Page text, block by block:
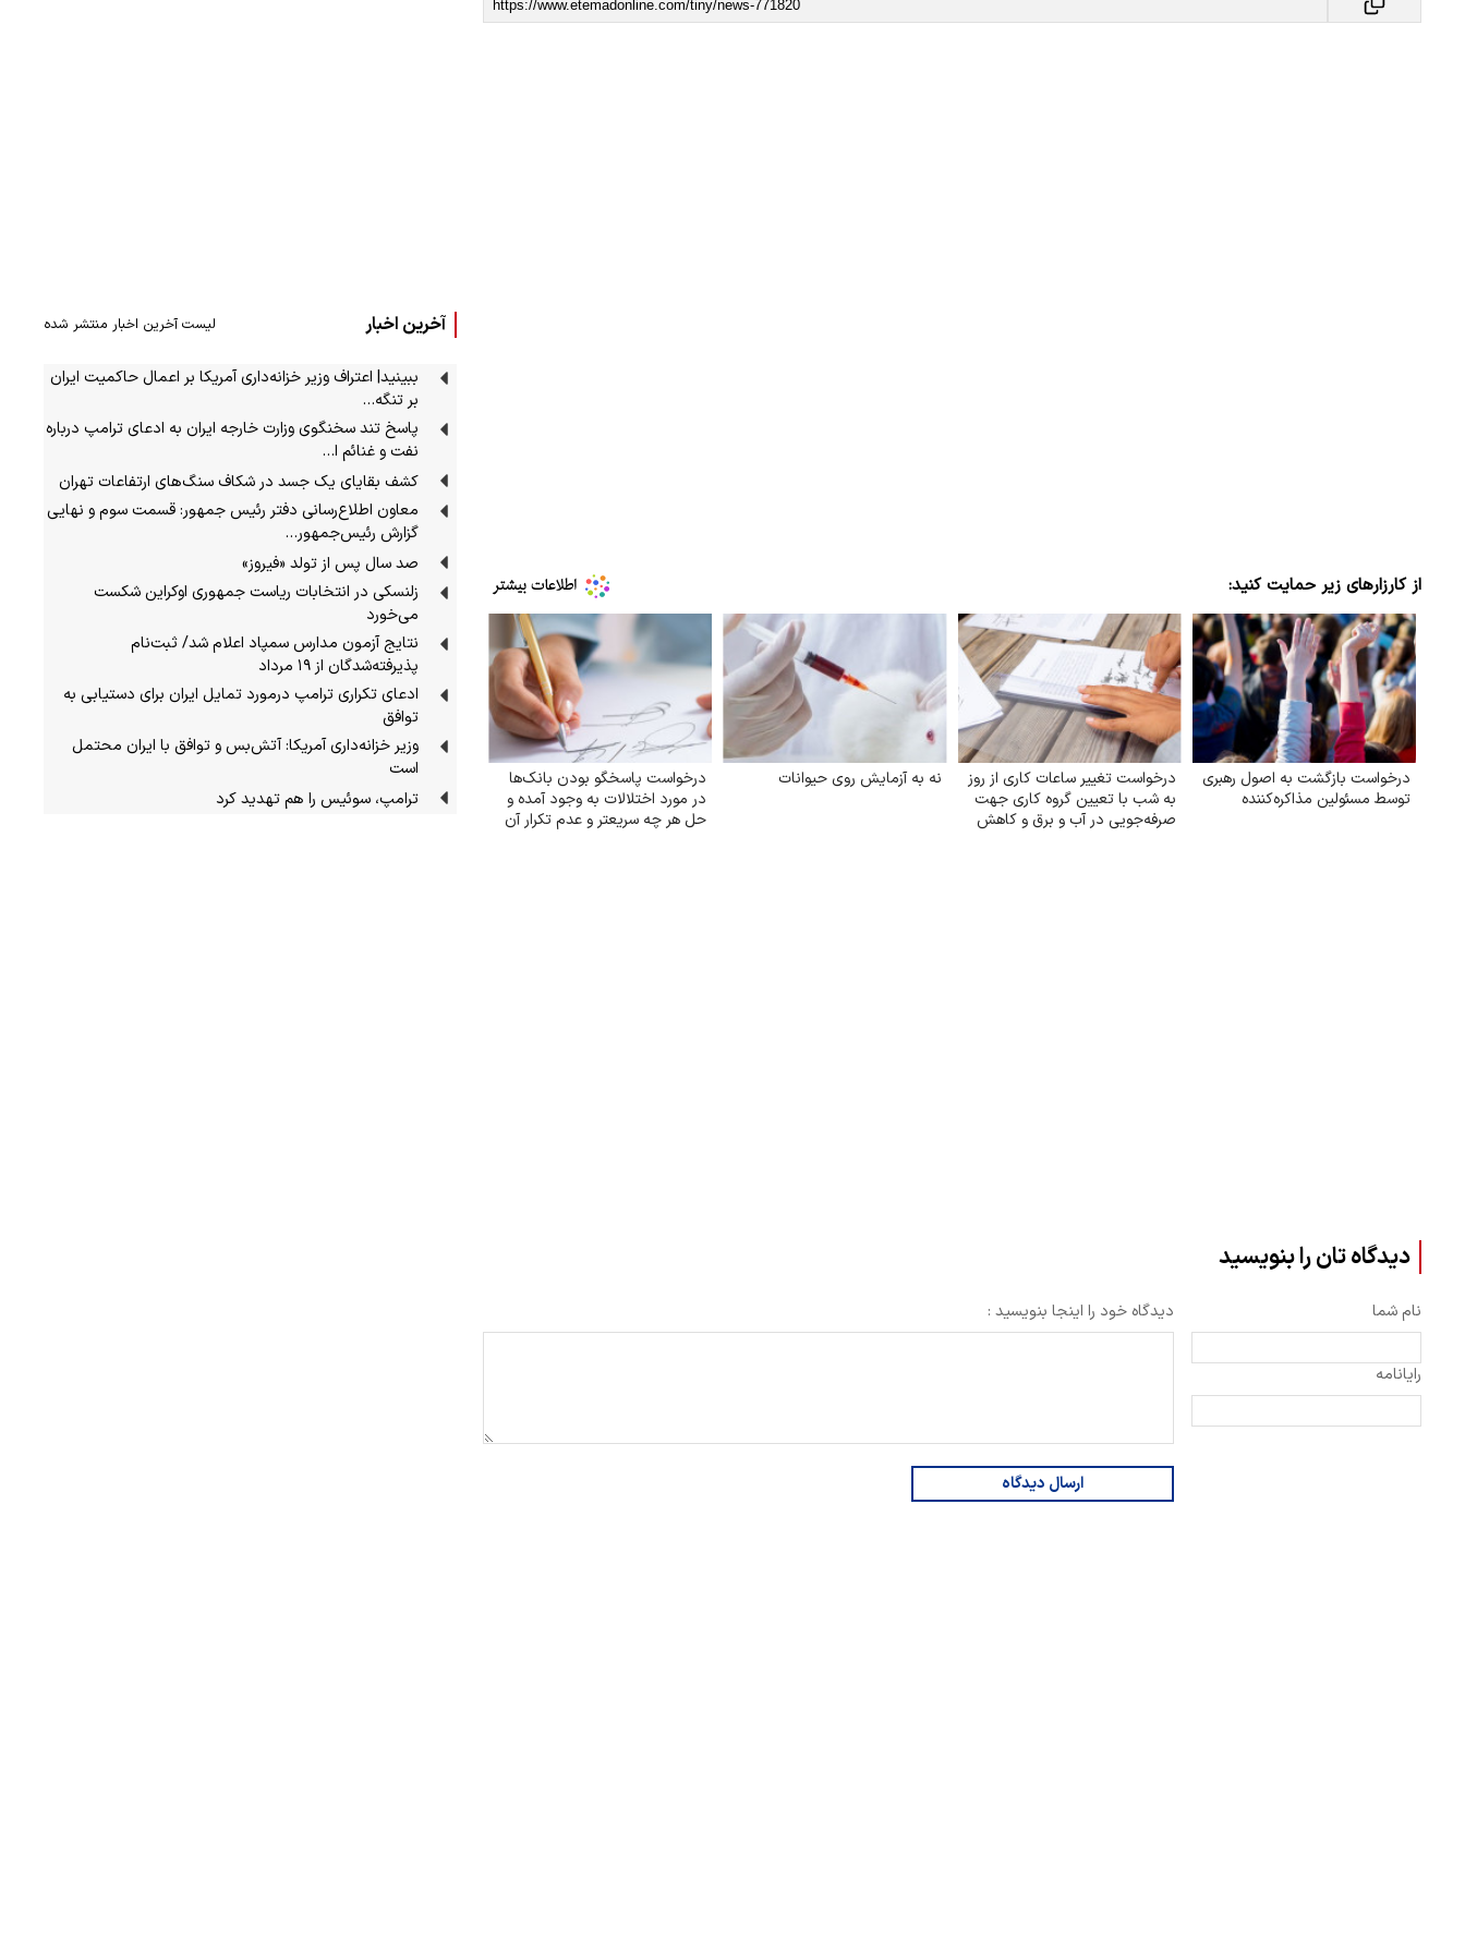
از کارزارهای زیر حمایت کنید:
درخواست بازگشت به اصول رهبری
توسط مسئولین مذاکره‌کننده
درخواست تغییر ساعات کاری از روز
به شب با تعیین گروه کاری جهت
صرفه‌جویی در آب و برق و کاهش
نه به آزمایش روی حیوانات
درخواست پاسخگو بودن بانک‌ها
در مورد اختلالات به وجود آمده و
حل هر چه سریعتر و عدم تکرار آن
دیدگاه تان را بنویسید
نام شما
رایانامه
دیدگاه خود را اینجا بنویسید :
ارسال دیدگاه
آخرین اخبار لیست آخرین اخبار منتشر شده
ببینید| اعتراف وزیر خزانه‌داری آمریکا بر اعمال حاکمیت ایران
بر تنگه…
پاسخ تند سخنگوی وزارت خارجه ایران به ادعای ترامپ درباره
نفت و غنائم ا…
کشف بقایای یک جسد در شکاف سنگ‌های ارتفاعات تهران
معاون اطلاع‌رسانی دفتر رئیس جمهور: قسمت سوم و نهایی
گزارش رئیس‌جمهور…
صد سال پس از تولد «فیروز»
زلنسکی در انتخابات ریاست جمهوری اوکراین شکست
می‌خورد
نتایج آزمون مدارس سمپاد اعلام شد/ ثبت‌نام
پذیرفته‌شدگان از ۱۹ مرداد
ادعای تکراری ترامپ درمورد تمایل ایران برای دستیابی به
توافق
وزیر خزانه‌داری آمریکا: آتش‌بس و توافق با ایران محتمل
است
ترامپ، سوئیس را هم تهدید کرد